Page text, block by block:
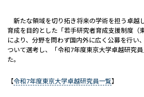
新たな領域を切り拓き将来の学術を担う卓越
育成を目的とした「若手研究者育成支援制度（
により、分野を問わず国内外に広く公募を行い
ついて選考し、「令和7年度東京大学卓越研究
た。
【令和7年度東京大学卓越研究員一覧】